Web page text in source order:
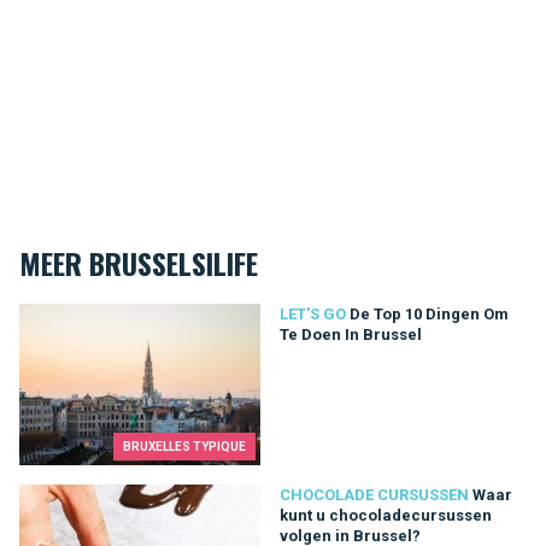
MEER BRUSSELSILIFE
BRUXELLES TYPIQUE
LET'S GO De Top 10 Dingen Om
Te Doen In Brussel
De Top 10 Dingen Om Te Doen In Brussel
CHOCOLADE CURSUSSEN Waar
kunt u chocoladecursussen
volgen in Brussel?
Waar kunt u chocoladecursussen volgen in Brussel?